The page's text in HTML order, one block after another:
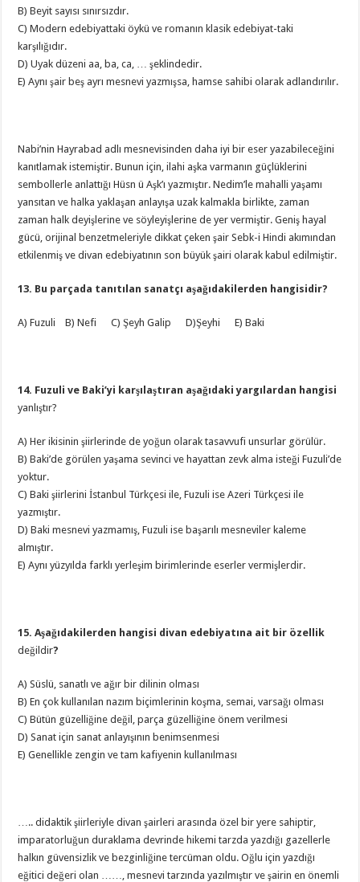
B) Beyit sayısı sınırsızdır.
C) Modern edebiyattaki öykü ve romanın klasik edebiyat-taki
karşılığıdır.
D) Uyak düzeni aa, ba, ca, … şeklindedir.
E) Aynı şair beş ayrı mesnevi yazmışsa, hamse sahibi olarak adlandırılır.
Nabi’nin Hayrabad adlı mesnevisinden daha iyi bir eser yazabileceğini
kanıtlamak istemiştir. Bunun için, ilahi aşka varmanın güçlüklerini
sembollerle anlattığı Hüsn ü Aşk’ı yazmıştır. Nedim’le mahalli yaşamı
yansıtan ve halka yaklaşan anlayışa uzak kalmakla birlikte, zaman
zaman halk deyişlerine ve söyleyişlerine de yer vermiştir. Geniş hayal
gücü, orijinal benzetmeleriyle dikkat çeken şair Sebk-i Hindi akımından
etkilenmiş ve divan edebiyatının son büyük şairi olarak kabul edilmiştir.
13. Bu parçada tanıtılan sanatçı aşağıdakilerden hangisidir?
A) Fuzuli B) Nefi C) Şeyh Galip D)Şeyhi E) Baki
14. Fuzuli ve Baki’yi karşılaştıran aşağıdaki yargılardan hangisi
yanlıştır?
A) Her ikisinin şiirlerinde de yoğun olarak tasavvufi unsurlar görülür.
B) Baki’de görülen yaşama sevinci ve hayattan zevk alma isteği Fuzuli’de
yoktur.
C) Baki şiirlerini İstanbul Türkçesi ile, Fuzuli ise Azeri Türkçesi ile
yazmıştır.
D) Baki mesnevi yazmamış, Fuzuli ise başarılı mesneviler kaleme
almıştır.
E) Aynı yüzyılda farklı yerleşim birimlerinde eserler vermişlerdir.
15. Aşağıdakilerden hangisi divan edebiyatına ait bir özellik
değildir?
A) Süslü, sanatlı ve ağır bir dilinin olması
B) En çok kullanılan nazım biçimlerinin koşma, semai, varsağı olması
C) Bütün güzelliğine değil, parça güzelliğine önem verilmesi
D) Sanat için sanat anlayışının benimsenmesi
E) Genellikle zengin ve tam kafiyenin kullanılması
….. didaktik şiirleriyle divan şairleri arasında özel bir yere sahiptir,
imparatorluğun duraklama devrinde hikemi tarzda yazdığı gazellerle
halkın güvensizlik ve bezginliğine tercüman oldu. Oğlu için yazdığı
eğitici değeri olan ……, mesnevi tarzında yazılmıştır ve şairin en önemli